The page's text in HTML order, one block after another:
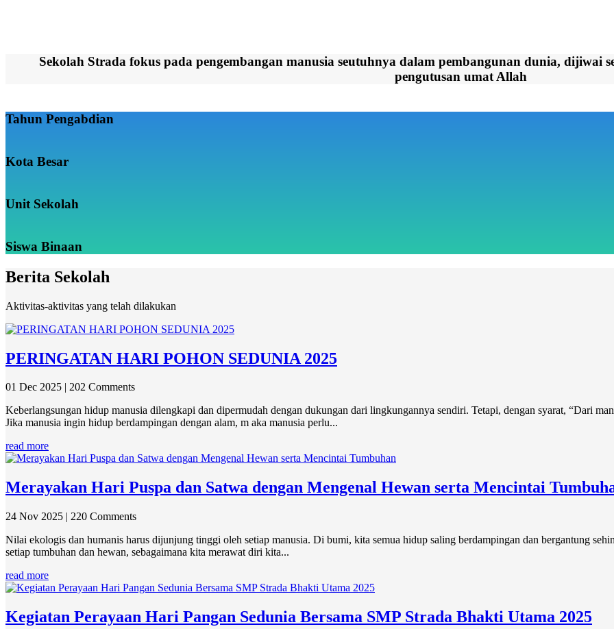
Sekolah Strada fokus pada pengembangan manusia seutuhnya dalam pembangunan dunia, dijiwai
pengutusan umat Allah
Tahun Pengabdian
Kota Besar
Unit Sekolah
Siswa Binaan
Berita Sekolah
Aktivitas-aktivitas yang telah dilakukan
PERINGATAN HARI POHON SEDUNIA 2025
01 Dec 2025 | 202 Comments
Keberlangsungan hidup manusia dilengkapi dan dipermudah dengan dukungan dari lingkungannya sendiri. Tetapi, dengan syarat, “Dari
Jika manusia ingin hidup berdampingan dengan alam, m aka manusia perlu...
read more
Merayakan Hari Puspa dan Satwa dengan Mengenal Hewan serta Mencintai
24 Nov 2025 | 220 Comments
Nilai ekologis dan humanis harus dijunjung tinggi oleh setiap manusia. Di bumi, kita semua hidup saling berdampingan dan bergantung
setiap tumbuhan dan hewan, sebagaimana kita merawat diri kita...
read more
Kegiatan Perayaan Hari Pangan Sedunia Bersama SMP Strada Bhakti Utama 2025